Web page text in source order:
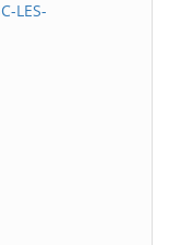
LES-